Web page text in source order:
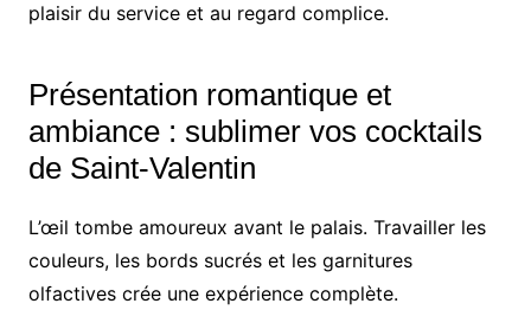
plaisir du service et au regard complice.
Présentation romantique et
ambiance : sublimer vos cocktails
de Saint-Valentin
L’œil tombe amoureux avant le palais. Travailler les
couleurs, les bords sucrés et les garnitures
olfactives crée une expérience complète.